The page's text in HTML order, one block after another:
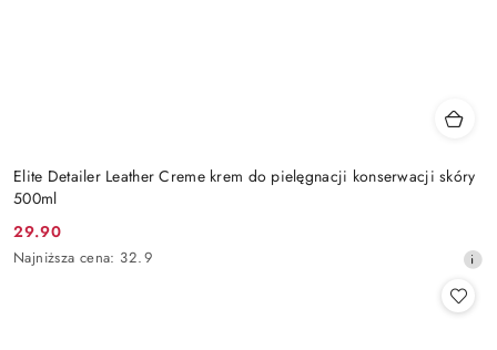
Elite Detailer Leather Creme krem do pielęgnacji konserwacji skóry
500ml
Cena
promocyjna:
29.90
Najniższa
Najniższa cena: 32.9